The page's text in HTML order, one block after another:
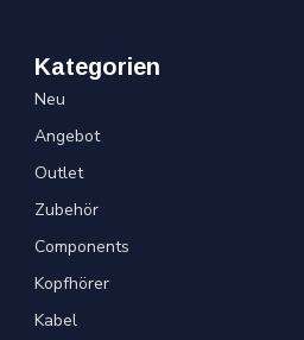
Kategorien
Neu
Angebot
Outlet
Zubehör
Components
Kopfhörer
Kabel